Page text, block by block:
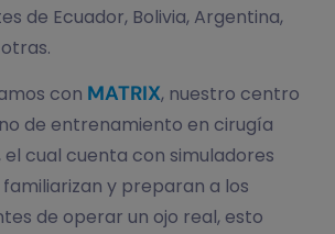
de Ecuador, Bolivia, Argentina,
con MATRIX, nuestro centro
de entrenamiento en cirugía
cual cuenta con simuladores
y preparan a los
de operar un ojo real, esto